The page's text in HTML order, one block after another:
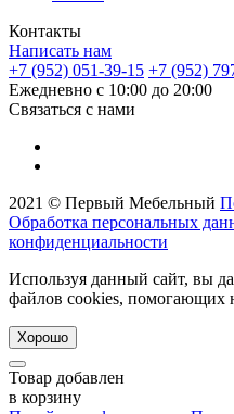
Контакты
Написать нам
+7 (952) 051-39-15 +7 (952)
Ежедневно с 10:00 до 20:00
Связаться с нами
2021 © Первый Мебельный
Обработка персональных
конфиденциальности
Используя данный сайт, вы
файлов cookies, помогающих
Хорошо
Товар добавлен
в корзину